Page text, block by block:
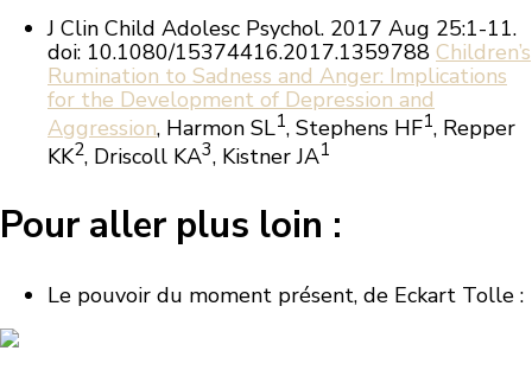
J Clin Child Adolesc Psychol. 2017 Aug 25:1-11.
doi: 10.1080/15374416.2017.1359788 Children’s
Rumination to Sadness and Anger: Implications
for the Development of Depression and
Aggression, Harmon SL1, Stephens HF1, Repper
KK2, Driscoll KA3, Kistner JA1
Pour aller plus loin :
Le pouvoir du moment présent, de Eckart Tolle :